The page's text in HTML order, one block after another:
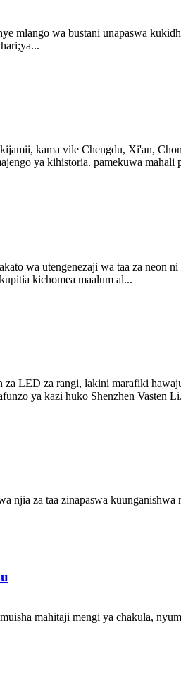
mlango wa bustani unapaswa
kama vile Chengdu, Xi'an,
ya kihistoria. pamekuwa mahali
wa utengenezaji wa taa za neon
kichomea maalum al...
za LED za rangi, lakini marafiki
ya kazi huko Shenzhen Vasten
njia za taa zinapaswa
mahitaji mengi ya chakula,